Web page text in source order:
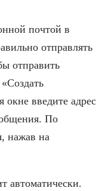
почтой в
отправлять
отправить
введите адрес
По
нажав на
автоматически.